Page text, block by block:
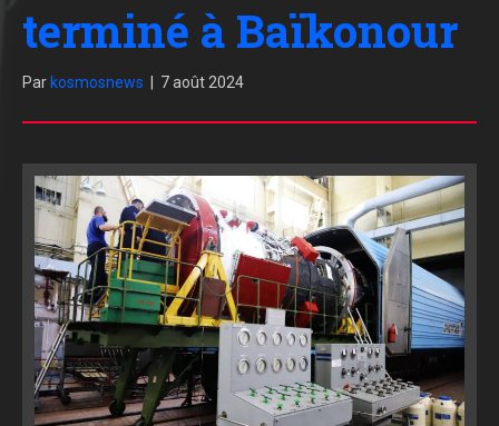
terminé à Baïkonour
Par kosmosnews 7 août 2024